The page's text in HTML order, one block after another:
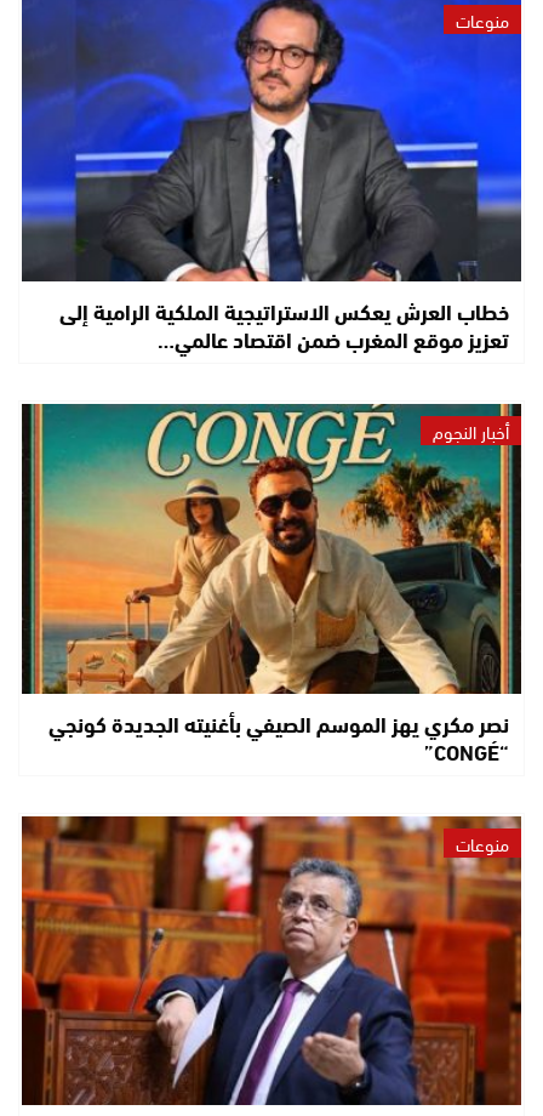
منوعات
خطاب العرش يعكس الاستراتيجية الملكية الرامية إلى
تعزيز موقع المغرب ضمن اقتصاد عالمي…
أخبار النجوم
نصر مكري يهز الموسم الصيفي بأغنيته الجديدة كونجي
“CONGÉ”
منوعات